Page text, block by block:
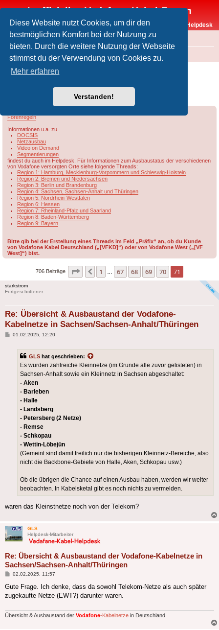
Diese Website nutzt Cookies, um dir den
bestmöglichen Komfort bei der Nutzung zu
bieten. Durch die weitere Nutzung der Webseite
stimmst du der Verwendung von Cookies zu.
Mehr erfahren
Verstanden!
Inoffizielles Vodafone-Kabel-Forum
Vodafone-Kabel-Helpdesk
FAQ
Foren-Übersicht Rund um Vodafone / Aktuelles
Übersicht & Ausbaustand der Vodafone-
Anhalt/Thüringen
Forenregeln
Informationen u.a. zu
DOCSIS
Netzausbau
Video on Demand
Segmentierungen
findest du auch im Helpdesk. Für Informationen zum Ausbaustatus der verschiedenen
von Vodafone versorgten Orte siehe folgende Threads:
Region 1: Hamburg, Mecklenburg-Vorpommern und Schleswig-Holstein
Region 2: Bremen und Niedersachsen
Region 3: Berlin und Brandenburg
Region 4: Sachsen, Sachsen-Anhalt und Thüringen
Region 5: Nordrhein-Westfalen
Region 6: Hessen
Region 7: Rheinland-Pfalz und Saarland
Region 8: Baden-Württemberg
Region 9: Bayern
Bitte gib bei der Erstellung eines Threads im Feld „Präfix“ an, ob du Kunde
von Vodafone Kabel Deutschland („[VFKD]“) oder von Vodafone West („[VF
West]“) bist.
706 Beiträge Seite 71 von71
Vorherige
1 67 68 69 70 71
starkstrom
Fortgeschrittener
Re: Übersicht & Ausbaustand der Vodafone-
Kabelnetze in Sachsen/Sachsen-Anhalt/Thüringen
Beitrag
01.02.2025, 12:20
GLS hat geschrieben:
Es wurden zahlreiche Kleinnetze (im Grunde alle zuvor gelisteten) in
Sachsen-Anhalt sowie ein Kleinnetz in Sachsen abgeschaltet:
- Aken
- Barleben
- Halle
- Landsberg
- Petersberg (2 Netze)
- Remse
- Schkopau
- Wettin-Löbejün
(Gemeint sind damit freilich nur die bisherigen Kleinnetz-Bereiche, also
nicht die Backbone-Gebiete von Halle, Aken, Schkopau usw.)
Ob die übrigen die Chance auf einen Ausbau haben, werden wir weiter
beobachten. In Kabelsketal gibt es noch nichts zu vermelden.
waren das Kleinstnetze noch von der Telekom?
GLS
Helpdesk-Mitarbeiter
Re: Übersicht & Ausbaustand der Vodafone-Kabelnetze in
Sachsen/Sachsen-Anhalt/Thüringen
Beitrag
02.02.2025, 11:57
Gute Frage. Ich denke, dass da sowohl Telekom-Netze als auch später
zugekaufte Netze (EWT?) darunter waren.
Übersicht & Ausbaustand der Vodafone-Kabelnetze in Deutschland